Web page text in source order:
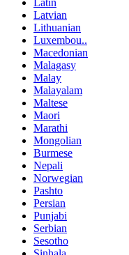
Latvian
Lithuanian
Luxembou..
Macedonian
Malagasy
Malay
Malayalam
Maltese
Maori
Marathi
Mongolian
Burmese
Nepali
Norwegian
Pashto
Persian
Punjabi
Serbian
Sesotho